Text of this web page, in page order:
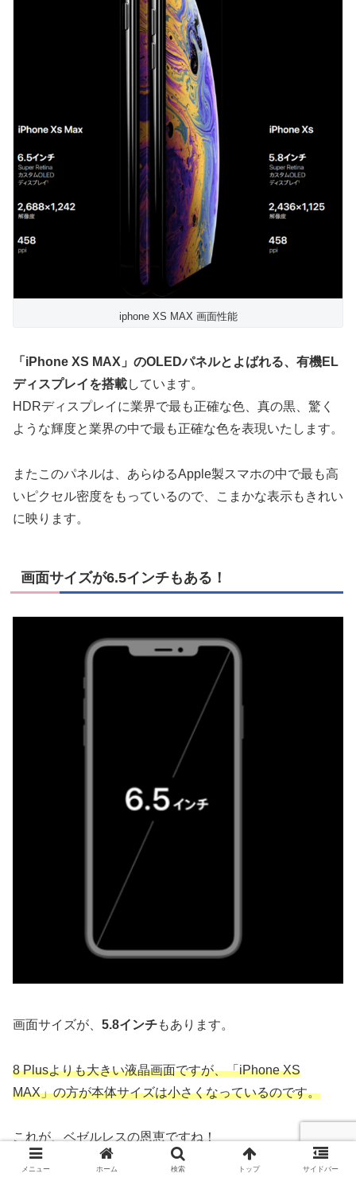
iphone XS MAX 画面性能
「iPhone XS MAX」のOLEDパネルとよばれる、有機EL
ディスプレイを搭載しています。
HDRディスプレイに業界で最も正確な色、真の黒、驚く
ような輝度と業界の中で最も正確な色を表現いたします。
またこのパネルは、あらゆるApple製スマホの中で最も高
いピクセル密度をもっているので、こまかな表示もきれい
に映ります。
画面サイズが6.5インチもある！
画面サイズが、 5.8インチもあります。
8 Plusよりも大きい液晶画面ですが、「iPhone XS
MAX」の方が本体サイズは小さくなっているのです。
これが、ベゼルレスの恩恵ですね！
メニュー ホーム 検索 トップ サイドバー